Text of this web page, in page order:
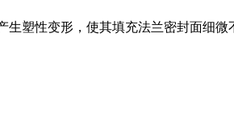
塑性变形，使其填充法兰密封面细微